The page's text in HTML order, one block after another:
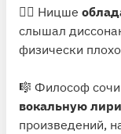
👂🏻 Ницше
слышал
физически
🎼 Философ
вокальную
произведений,